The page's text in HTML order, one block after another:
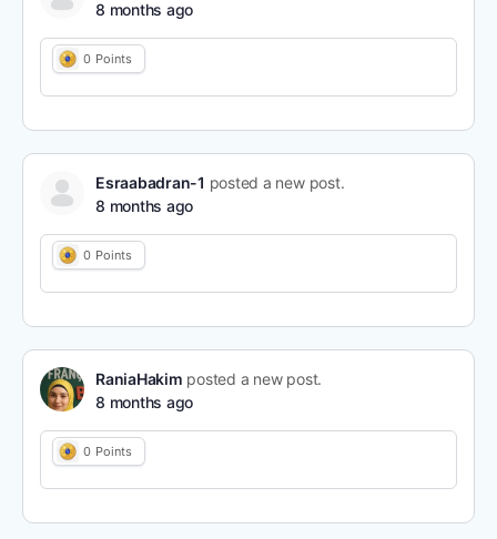
8 months ago
0 Points
Esraabadran-1 posted a new post.
8 months ago
0 Points
RaniaHakim posted a new post.
8 months ago
0 Points